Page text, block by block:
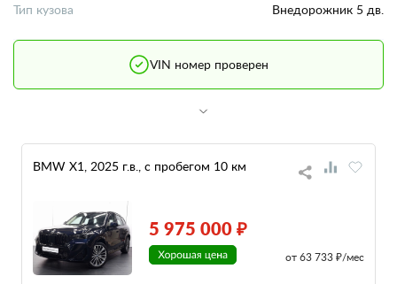
Тип кузова Внедорожник 5 дв.
VIN номер проверен
BMW X1, 2025 г.в., с пробегом 10 км
5 975 000 ₽
от 63 733 ₽/мес